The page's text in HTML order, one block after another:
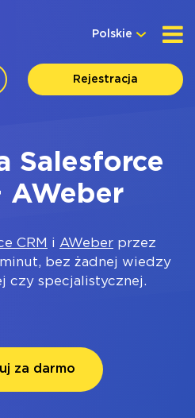
Polskie
Rejestracja
Salesforce
AWeber
CRM i AWeber przez
bez żadnej wiedzy
czy specjalistycznej.
za darmo